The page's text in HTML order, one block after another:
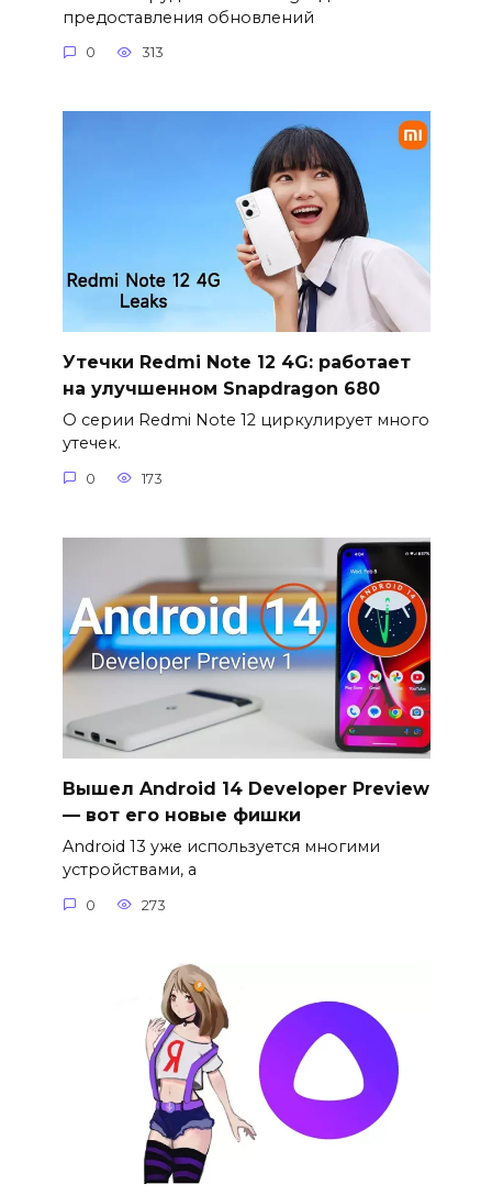
предоставления обновлений
0 313
Утечки Redmi Note 12 4G: работает
на улучшенном Snapdragon 680
О серии Redmi Note 12 циркулирует много
утечек.
0 173
Вышел Android 14 Developer Preview
— вот его новые фишки
Android 13 уже используется многими
устройствами, а
0 273